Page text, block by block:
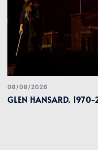
08/08/2026
GLEN HANSARD. 1970-